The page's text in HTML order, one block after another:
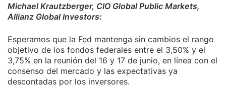
Michael Krautzberger, CIO Global Public Markets,
Allianz Global Investors:
Esperamos que la Fed mantenga sin cambios el rango
objetivo de los fondos federales entre el 3,50% y el
3,75% en la reunión del 16 y 17 de junio, en línea con el
consenso del mercado y las expectativas ya
descontadas por los inversores.